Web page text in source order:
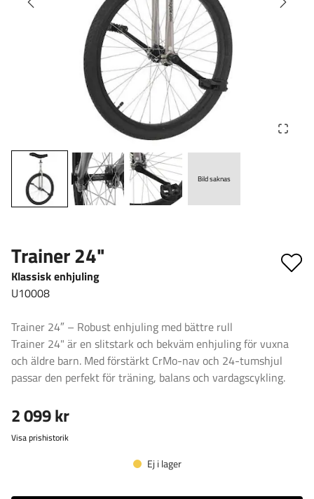
Bild saknas
Trainer 24"
Klassisk enhjuling
U10008
Trainer 24″ – Robust enhjuling med bättre rull
Trainer 24" är en slitstark och bekväm enhjuling för vuxna
och äldre barn. Med förstärkt CrMo-nav och 24-tumshjul
passar den perfekt för träning, balans och vardagscykling.
2 099 kr
Visa prishistorik
Ej i lager